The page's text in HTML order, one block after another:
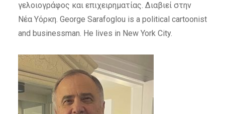
γελοιογράφος και επιχειρηματίας. Διαβιεί στην
Νέα Υόρκη. George Sarafoglou is a political cartoonist
and businessman. He lives in New York City.